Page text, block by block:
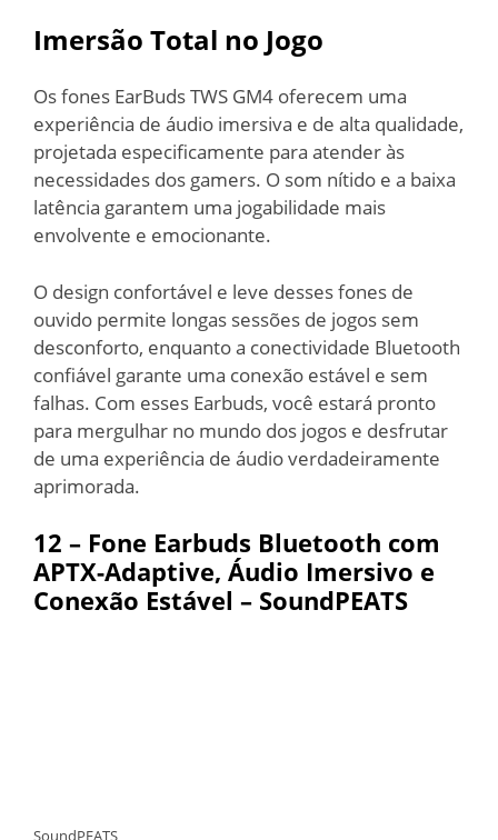
Imersão Total no Jogo
Os fones EarBuds TWS GM4 oferecem uma
experiência de áudio imersiva e de alta qualidade,
projetada especificamente para atender às
necessidades dos gamers. O som nítido e a baixa
latência garantem uma jogabilidade mais
envolvente e emocionante.
O design confortável e leve desses fones de
ouvido permite longas sessões de jogos sem
desconforto, enquanto a conectividade Bluetooth
confiável garante uma conexão estável e sem
falhas. Com esses Earbuds, você estará pronto
para mergulhar no mundo dos jogos e desfrutar
de uma experiência de áudio verdadeiramente
aprimorada.
12 – Fone Earbuds Bluetooth com
APTX-Adaptive, Áudio Imersivo e
Conexão Estável – SoundPEATS
SoundPEATS